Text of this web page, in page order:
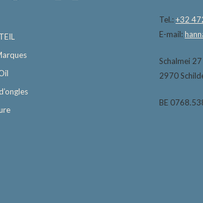
Tel.:+32
E-mail:
Schalmei 27
2970
BE